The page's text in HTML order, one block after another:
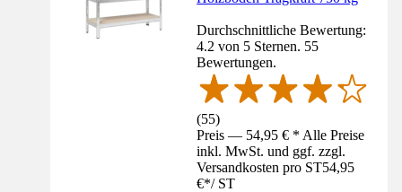
Durchschnittliche Bewertung:
4.2 von 5 Sternen. 55
Bewertungen.
(55)
Preis — 54,95 € * Alle Preise
inkl. MwSt. und ggf. zzgl.
Versandkosten pro ST54,95
€*/ ST